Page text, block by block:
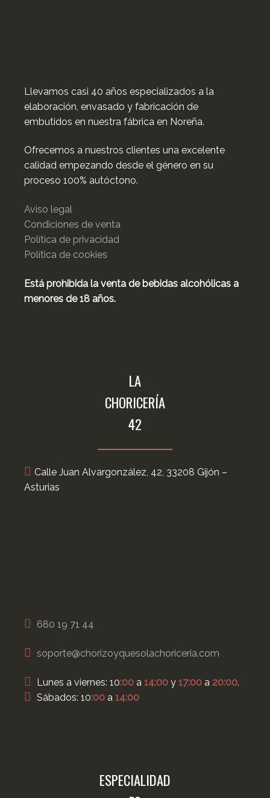
Llevamos casi 40 años especializados a la
elaboración, envasado y fabricación de
embutidos en nuestra fábrica en Noreña.
Ofrecemos a nuestros clientes una excelente
calidad empezando desde el género en su
proceso 100% autóctono.
Aviso legal
Condiciones de venta
Política de privacidad
Política de cookies
Está prohibida la venta de bebidas alcohólicas a
menores de 18 años.
LA
CHORICERÍA
42
Calle Juan Alvargonzález, 42, 33208 Gijón –
Asturias
680 19 71 44
soporte@chorizoyquesolachoriceria.com
Lunes a viernes: 10:00 a 14:00 y 17:00 a 20:00.
Sábados: 10:00 a 14:00
ESPECIALIDAD